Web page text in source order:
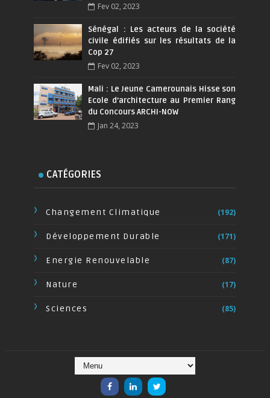
Fev 02, 2023
Sénégal : Les acteurs de la société
civile édifiés sur les résultats de la
Cop 27
Fev 02, 2023
Mali : Le Jeune Camerounais Hisse son
Ecole d’architecture au Premier Rang
du Concours ARCHI-NOW
Jan 24, 2023
CATÉGORIES
Changement Climatique (192)
Développement Durable (171)
Energie Renouvelable (87)
Nature (17)
Sciences (85)